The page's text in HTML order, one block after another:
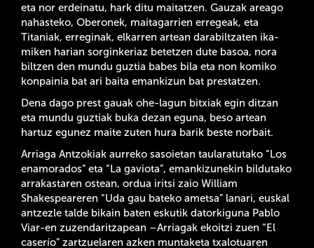
eta nor erdeinatu, hark ditu maitatzen. Gauzak areago
nahasteko, Oberonek, maitagarrien erregeak, eta
Titaniak, erreginak, elkarren artean darabiltzaten ika-
miken harian sorginkeriaz betetzen dute basoa, nora
biltzen den mundu guztia babes bila eta non komiko
konpainia bat ari baita emankizun bat prestatzen.
Dena dago prest gauak ohe-lagun bitxiak egin ditzan
eta mundu guztiak buka dezan eguna, beso artean
hartuz egunez maite zuten hura barik beste norbait.
Arriaga Antzokiak aurreko sasoietan taularatutako “Los
enamorados” eta “La gaviota”, emankizunekin bildutako
arrakastaren ostean, ordua iritsi zaio William
Shakespeareren “Uda gau bateko ametsa” lanari, euskal
antzezle talde bikain baten eskutik datorkiguna Pablo
Viar-en zuzendaritzapean –Arriagak ekoitzi zuen “El
caserío” zartzuelaren azken muntaketa txalotuaren